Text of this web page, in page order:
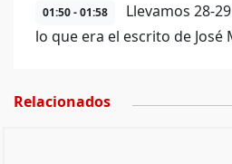
01:50 - 01:58
Llevamos 28-
lo que era el escrito de José
Relacionados